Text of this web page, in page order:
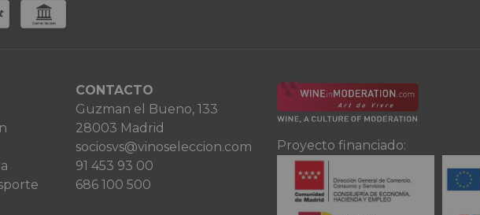
CONTACTO
Guzman el Bueno, 133
28003 Madrid
sociosvs@vinoseleccion.com
91 453 93 00
686 100 500
Proyecto financiado: